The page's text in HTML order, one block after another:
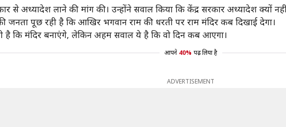
से अध्यादेश लाने की मांग की। उन्होंने सवाल किया कि केंद्र सरकार अध्यादेश क्यों
जनता पूछ रही है कि आखिर भगवान राम की धरती पर राम मंदिर कब दिखाई देगा।
है कि मंदिर बनाएंगे, लेकिन अहम सवाल ये है कि वो दिन कब आएगा।
आपने 40% पढ़ लिया है
ADVERTISEMENT